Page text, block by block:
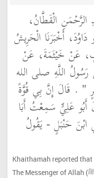
الْقَطَّانُ،
أَخْبَرَنَا الْحَرِيشُ
عَنْ خَيْثَمَةَ، عَنْ
اللَّهِ صلى الله
‏"‏ ‏.‏ قَالَ إِنَّ بِي قُوَّةً
عَلِيٍّ سَمِعْتُ أَبَا
حَنْبَلٍ - يَقُولُ
Khaithamah reported that
The Messenger of Allah (ﷺ) said to me: Recite the Qur'an in one